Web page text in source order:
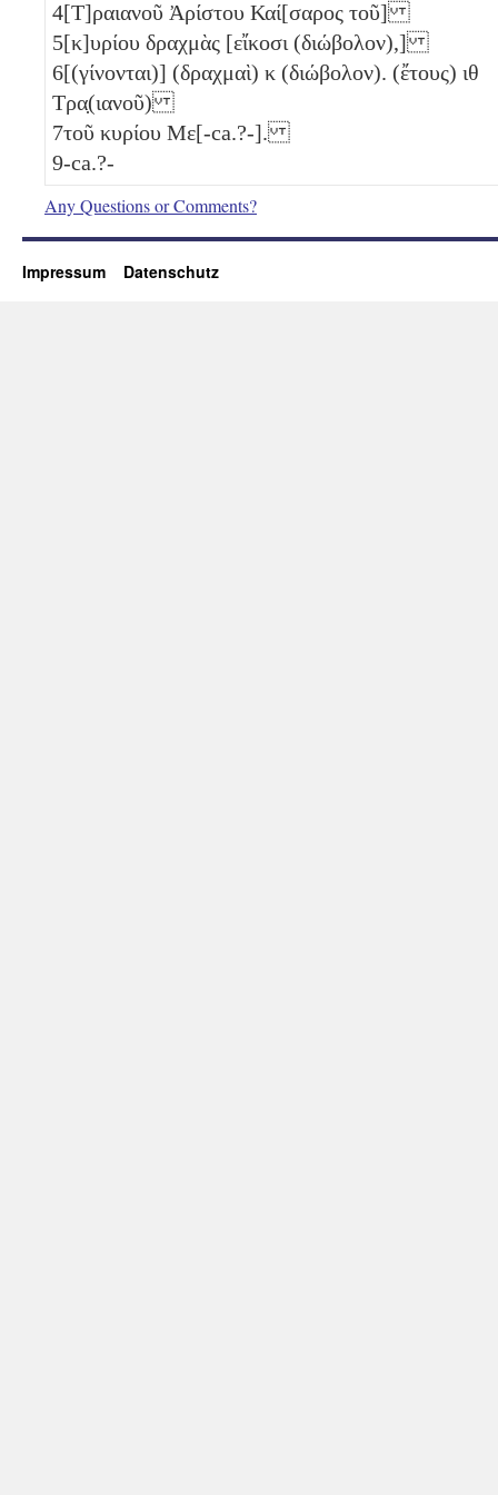
4[Τ]ραιανοῦ Ἀρίστου Καί[σαρος τοῦ]
5[κ]υρίου δραχμὰς [εἴκοσι (διώβολον),]
6[(γίνονται)] (δραχμαὶ) κ (διώβολον). (ἔτους) ιθ
Τρα̣(ιανοῦ)
7τοῦ κυρίου Με[-ca.?-].
9-ca.?-
Any Questions or Comments?
Impressum Datenschutz